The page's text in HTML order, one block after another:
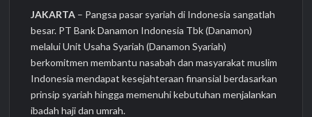
JAKARTA – Pangsa pasar syariah di Indonesia sangatlah
besar. PT Bank Danamon Indonesia Tbk (Danamon)
melalui Unit Usaha Syariah (Danamon Syariah)
berkomitmen membantu nasabah dan masyarakat muslim
Indonesia mendapat kesejahteraan finansial berdasarkan
prinsip syariah hingga memenuhi kebutuhan menjalankan
ibadah haji dan umrah.